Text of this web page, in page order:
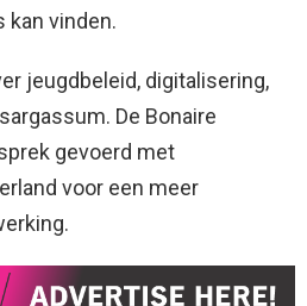
kan vinden.
jeugdbeleid, digitalisering,
De Bonaire
gevoerd met
voor een meer